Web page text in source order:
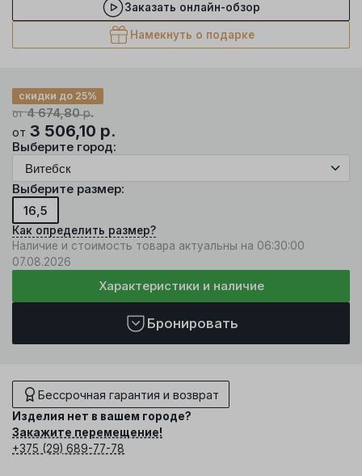
Заказать онлайн-обзор
Намекнуть о подарке
от4 674,80р.
скидки до 25%
от 3 506,10 р.
Выберите город:
Выберите размер:
16,5
Как определить размер?
Наличие и стоимость товара актуальны на 06:30:00
07.08.2026
Характеристики и наличие
Бронировать
Бессрочная гарантия и возврат
Изделия нет в вашем городе?
Закажите перемещение!
+375 (29) 689-77-78